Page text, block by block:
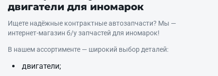
двигатели для иномарок
Ищете надёжные контрактные автозапчасти? Мы —
интернет‑магазин б/у запчастей для иномарок!
В нашем ассортименте — широкий выбор деталей:
двигатели;